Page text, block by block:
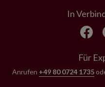
In
Für
Anrufen +49 80 0724 1735